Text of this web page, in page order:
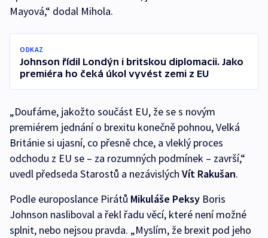
Mayová,“ dodal Mihola.
ODKAZ
Johnson řídil Londýn i britskou diplomacii. Jako
premiéra ho čeká úkol vyvést zemi z EU
„Doufáme, jakožto součást EU, že se s novým
premiérem jednání o brexitu konečně pohnou, Velká
Británie si ujasní, co přesně chce, a vleklý proces
odchodu z EU se – za rozumných podmínek – završí,“
uvedl předseda Starostů a nezávislých Vít Rakušan.
Podle europoslance Pirátů Mikuláše Peksy Boris
Johnson nasliboval a řekl řadu věcí, které není možné
splnit, nebo nejsou pravda. „Myslím, že brexit pod jeho